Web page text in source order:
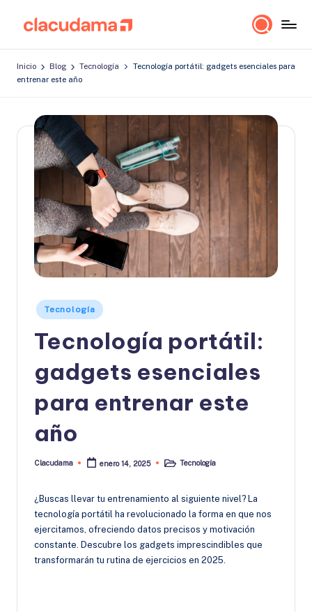
Saltar
contenido
a
c
m
Inicio Blog Tecnología
Tecnología portátil: gadgets esenciales para
entrenar este año
Publicado
en
Tecnología
Tecnología portátil:
gadgets esenciales
para entrenar este
año
Publicado
Clacudama enero 14, 2025
PublicadoTecnología
¿Buscas llevar tu entrenamiento al siguiente nivel? La
tecnología portátil ha revolucionado la forma en que nos
ejercitamos, ofreciendo datos precisos y motivación
constante. Descubre los gadgets imprescindibles que
transformarán tu rutina de ejercicios en 2025.